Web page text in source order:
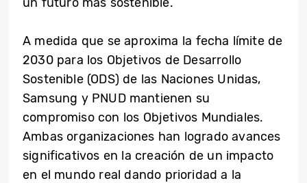
A medida que se aproxima la fecha límite de
2030 para los Objetivos de Desarrollo
Sostenible (ODS) de las Naciones Unidas,
Samsung y PNUD mantienen su
compromiso con los Objetivos Mundiales.
Ambas organizaciones han logrado avances
significativos en la creación de un impacto
en el mundo real dando prioridad a la